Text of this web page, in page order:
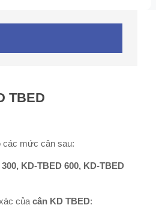
TBED
các mức cân sau:
KD-TBED 600, KD-TBED
của cân KD TBED: